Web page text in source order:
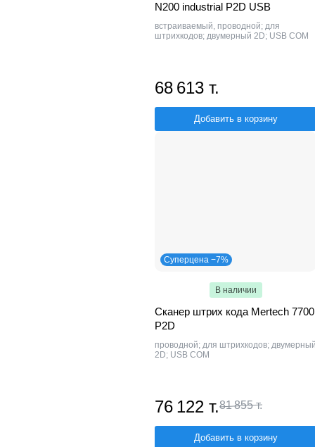
N200 industrial P2D USB
встраиваемый, проводной; для
штрихкодов; двумерный 2D; USB COM
68 613 т.
Добавить в корзину
Суперцена −7%
В наличии
Сканер штрих кода Mertech 7700
P2D
проводной; для штрихкодов;
2D; USB COM
76 122 т.81 855 т.
Добавить в корзину